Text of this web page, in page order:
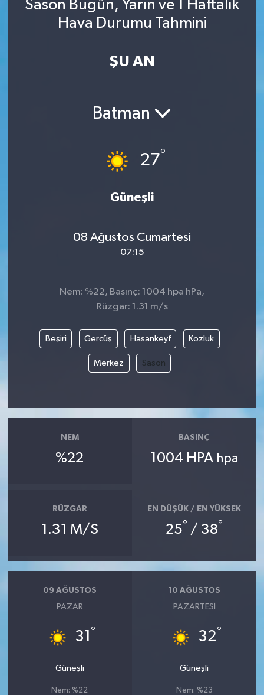
Sason Bugün, Yarın ve 1 Haftalık
Hava Durumu Tahmini
ŞU AN
Batman
27°
Güneşli
08 Ağustos Cumartesi
07:15
Nem: %22, Basınç: 1004 hpa hPa,
Rüzgar: 1.31 m/s
Beşiri Gercüş Hasankeyf Kozluk
Merkez Sason
NEM
%22
BASINÇ
1004 HPA hpa
RÜZGAR
1.31 M/S
EN DÜŞÜK / EN YÜKSEK
25° / 38°
09 AĞUSTOS
PAZAR
31 °
Güneşli
Nem: %22
10 AĞUSTOS
PAZARTESI
32°
Güneşli
Nem: %23